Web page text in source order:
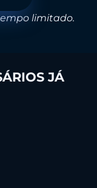
limitado.
JÁ